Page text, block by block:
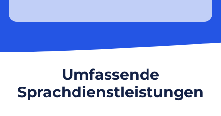
Umfassende
Sprachdienstleistungen